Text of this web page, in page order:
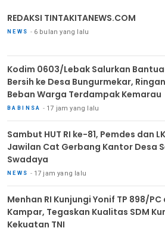
REDAKSI TINTAKITANEWS.COM
NEWS 6 bulan yang lalu
Kodim 0603/Lebak Salurkan
Bersih ke Desa Bungurmekar,
Beban Warga Terdampak Kemarau
BABINSA 17 jam yang lalu
Sambut HUT RI ke-81, Pemdes dan
Jawilan Cat Gerbang Kantor Desa
Swadaya
NEWS 17 jam yang lalu
Menhan RI Kunjungi Yonif TP 898/PC
Kampar, Tegaskan Kualitas SDM
Kekuatan TNI